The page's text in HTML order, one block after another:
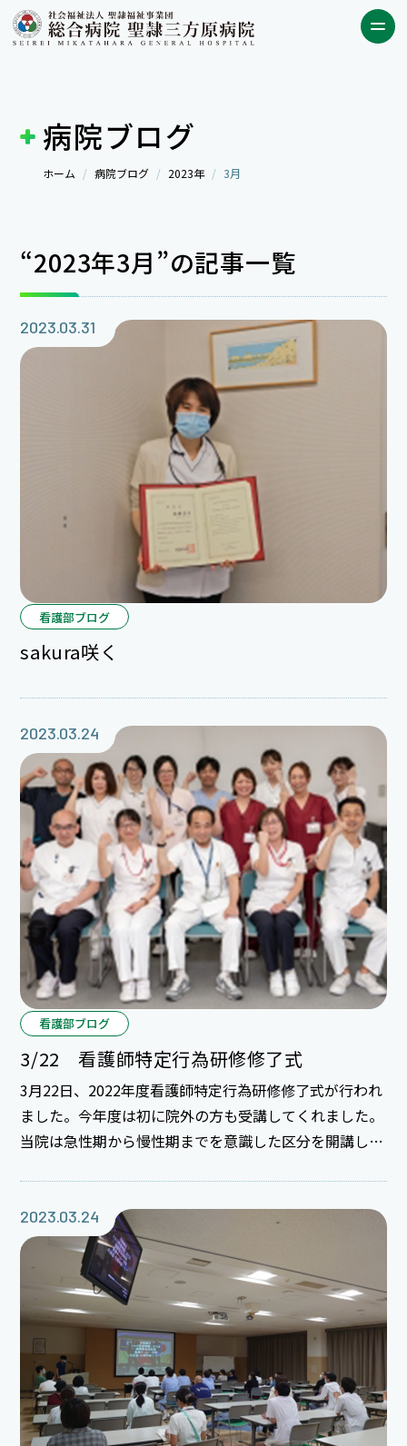
病院ブログ
ホーム 病院ブログ 2023年 3月
“2023年3月”の記事一覧
2023.03.31
看護部ブログ
sakura咲く
2023.03.24
看護部ブログ
3/22 看護師特定行為研修修了式
3月22日、2022年度看護師特定行為研修修了式が行われ
ました。今年度は初に院外の方も受講してくれました。
当院は急性期から慢性期までを意識した区分を開講して
います。 修了生の皆さん、おめでとう！これからが実践
の始まりです。期待しています！！
2023.03.24